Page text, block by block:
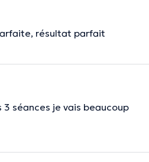
résultat parfait
3 séances je vais beaucoup